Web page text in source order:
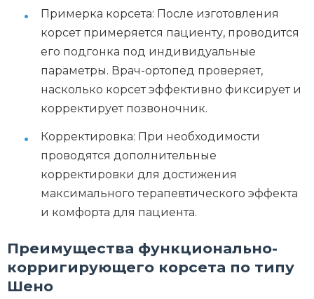
Примерка корсета: После изготовления
корсет примеряется пациенту, проводится
его подгонка под индивидуальные
параметры. Врач-ортопед проверяет,
насколько корсет эффективно фиксирует и
корректирует позвоночник.
Корректировка: При необходимости
проводятся дополнительные
корректировки для достижения
максимального терапевтического эффекта
и комфорта для пациента.
Преимущества функционально-
корригирующего корсета по типу
Шено